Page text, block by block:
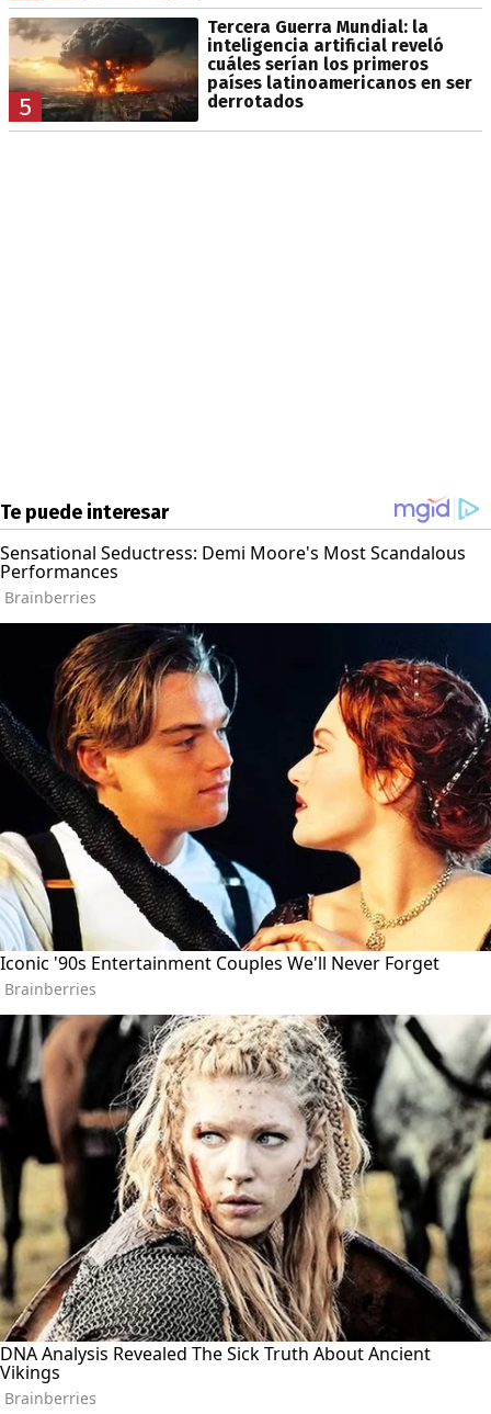
5
Tercera Guerra Mundial: la
inteligencia artificial reveló
cuáles serían los primeros
países latinoamericanos en ser
derrotados